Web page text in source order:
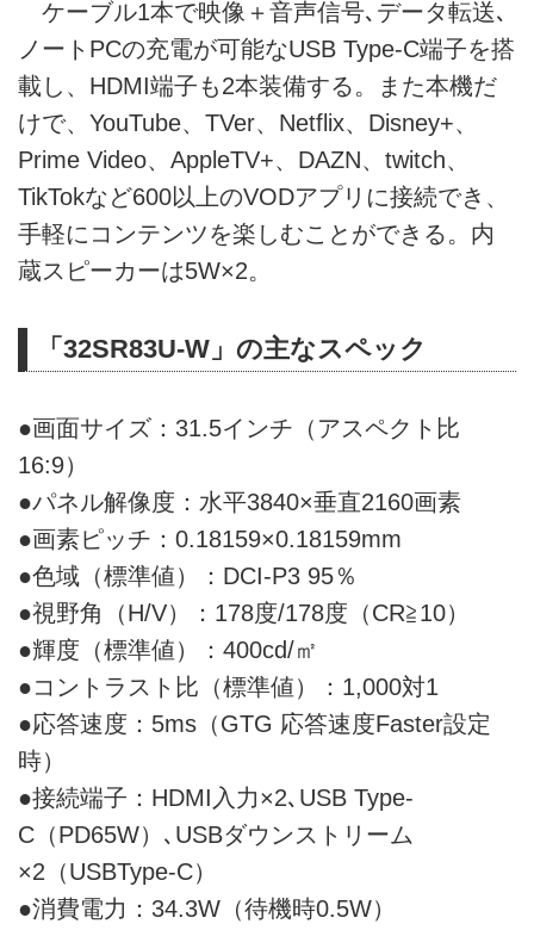
ケーブル1本で映像＋音声信号､データ転送､
ノートPCの充電が可能なUSB Type-C端子を搭
載し、HDMI端子も2本装備する。また本機だ
けで、YouTube、TVer、Netflix、Disney+、
Prime Video、AppleTV+、DAZN、twitch、
TikTokなど600以上のVODアプリに接続でき、
手軽にコンテンツを楽しむことができる。内
蔵スピーカーは5W×2。
「32SR83U-W」の主なスペック
●画面サイズ：31.5インチ（アスペクト比
16:9）
●パネル解像度：水平3840×垂直2160画素
●画素ピッチ：0.18159×0.18159mm
●色域（標準値）：DCI-P3 95％
●視野角（H/V）：178度/178度（CR≧10）
●輝度（標準値）：400cd/㎡
●コントラスト比（標準値）：1,000対1
●応答速度：5ms（GTG 応答速度Faster設定
時）
●接続端子：HDMI入力×2､USB Type-
C（PD65W）､USBダウンストリーム
×2（USBType-C）
●消費電力：34.3W（待機時0.5W）